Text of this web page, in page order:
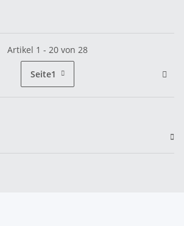
Artikel 1 - 20 von 28
Seite1